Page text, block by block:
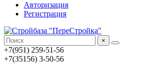
Авторизация
Регистрация
×
+7(951) 259-51-56
+7(35156) 3-50-56